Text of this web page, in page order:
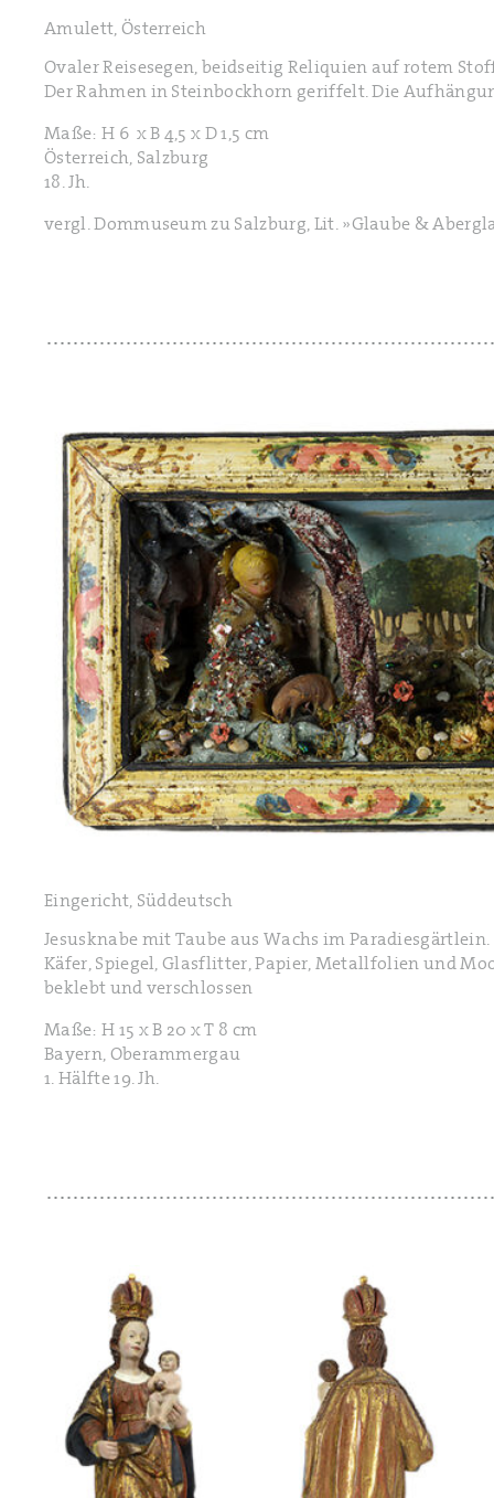
Amulett, Österreich
Ovaler Reisesegen, beidseitig Reliquien auf rotem
Der Rahmen in Steinbockhorn geriffelt. Die
Maße: H 6 x B 4,5 x D 1,5 cm
Österreich, Salzburg
18. Jh.
vergl. Dommuseum zu Salzburg, Lit. »Glaube &
Eingericht, Süddeutsch
Jesusknabe mit Taube aus Wachs im
Käfer, Spiegel, Glasflitter, Papier, Metallfolien und
beklebt und verschlossen
Maße: H 15 x B 20 x T 8 cm
Bayern, Oberammergau
1. Hälfte 19. Jh.